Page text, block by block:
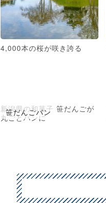
4,000本の桜が咲き誇る
笹だんごパン
新潟県の和菓子 笹だんごが
丸ごとパンに